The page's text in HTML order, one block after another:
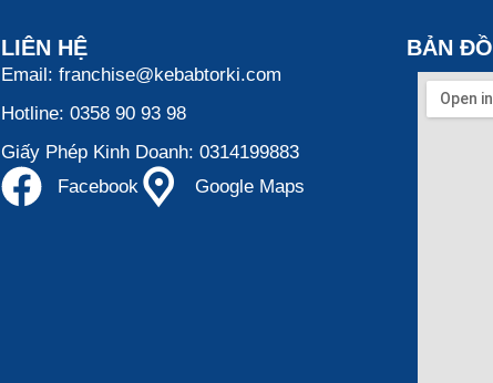
LIÊN HỆ
Email: franchise@kebabtorki.com
Hotline: 0358 90 93 98
Giấy Phép Kinh Doanh: 0314199883
Facebook
Google Maps
BẢN ĐỒ